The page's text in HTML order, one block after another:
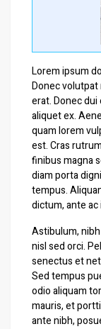
Lorem ipsum
Donec
erat. Donec
aliquet ex.
quam lorem
est. Cras
finibus magna
diam porta
tempus.
dictum, ante
Astibulum,
nisl sed orci.
senectus et
Sed tempus
odio aliquam
mauris, et
ante nibh,